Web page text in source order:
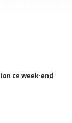
ce week-end